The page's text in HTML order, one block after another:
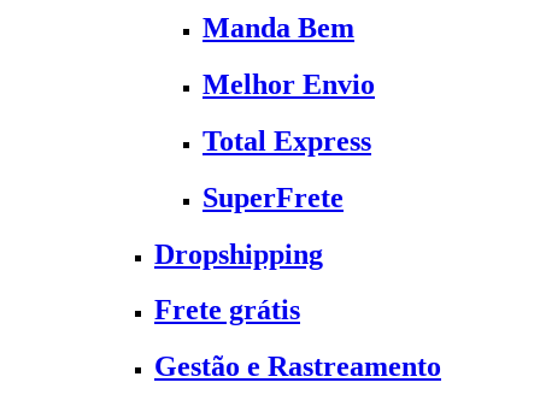
Manda Bem
Melhor Envio
Total Express
SuperFrete
Dropshipping
Frete grátis
Gestão e Rastreamento